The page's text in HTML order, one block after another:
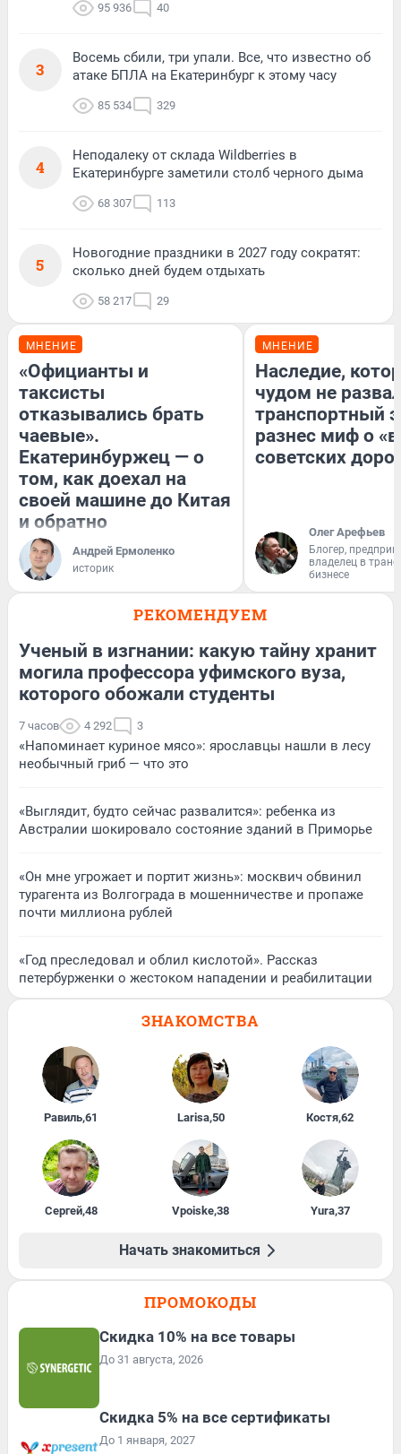
95 936 40
3
Восемь сбили, три упали. Все, что известно об
атаке БПЛА на Екатеринбург к этому часу
85 534 329
4
Неподалеку от склада Wildberries в
Екатеринбурге заметили столб черного дыма
68 307 113
5
Новогодние праздники в 2027 году сократят:
сколько дней будем отдыхать
58 217 29
МНЕНИЕ
«Официанты и
таксисты
отказывались брать
чаевые».
Екатеринбуржец — о
том, как доехал на
своей машине до Китая
и обратно
Андрей Ермоленко
историк
МНЕНИЕ
Наследие,
чудом не
транспортный
разнес миф о
советских
Олег Арефьев
Блогер,
владелец в
бизнесе
РЕКОМЕНДУЕМ
Ученый в изгнании: какую тайну хранит
могила профессора уфимского вуза,
которого обожали студенты
7 часов 4 292 3
«Напоминает куриное мясо»: ярославцы нашли в лесу
необычный гриб — что это
«Выглядит, будто сейчас развалится»: ребенка из
Австралии шокировало состояние зданий в Приморье
«Он мне угрожает и портит жизнь»: москвич обвинил
турагента из Волгограда в мошенничестве и пропаже
почти миллиона рублей
«Год преследовал и облил кислотой». Рассказ
петербурженки о жестоком нападении и реабилитации
ЗНАКОМСТВА
Равиль,61 Larisa,50 Костя,62
Сергей,48 Vpoiske,38 Yura,37
Начать знакомиться
ПРОМОКОДЫ
Скидка 10% на все товары
До 31 августа, 2026
Скидка 5% на все сертификаты
До 1 января, 2027